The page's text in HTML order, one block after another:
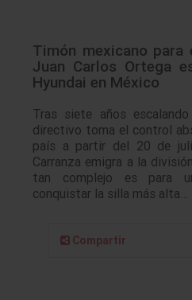
Timón mexicano para
Juan Carlos Ortega
Hyundai en México
Tras siete años
directivo toma el control
país a partir del 20 de
Carranza emigra a la
tan complejo es para
conquistar la silla más alta…
Compartir